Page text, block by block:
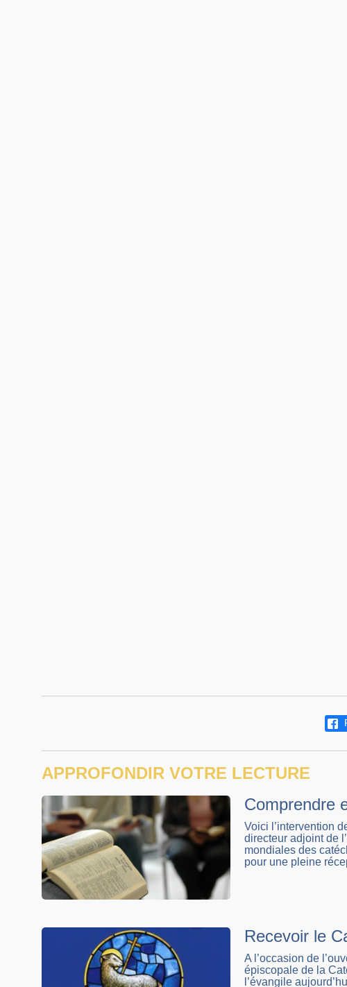
APPROFONDIR VOTRE LECTURE
Comprendre
Voici l’intervention
directeur adjoint de
mondiales des
pour une pleine
Recevoir le
A l’occasion de
épiscopale de la
l’évangile